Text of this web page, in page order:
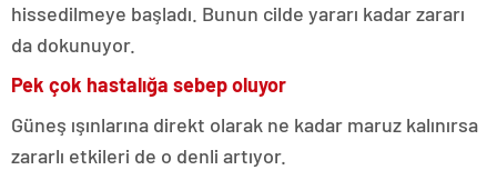
hissedilmeye başladı. Bunun cilde yararı kadar zararı
da dokunuyor.
Pek çok hastalığa sebep oluyor
Güneş ışınlarına direkt olarak ne kadar maruz kalınırsa
zararlı etkileri de o denli artıyor.